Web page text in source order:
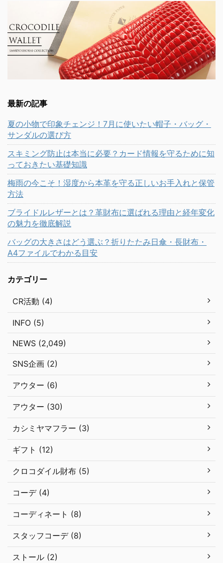
最新の記事
夏の小物で印象チェンジ！7月に使いたい帽子・バッグ・
サンダルの選び方
スキミング防止は本当に必要？カード情報を守るために知
っておきたい基礎知識
梅雨の今こそ！湿度から本革を守る正しいお手入れと保管
方法
ブライドルレザーとは？革財布に選ばれる理由と経年変化
の魅力を徹底解説
バッグの大きさはどう選ぶ？折りたたみ日傘・長財布・
A4ファイルでわかる目安
カテゴリー
CR活動 (4)
INFO (5)
NEWS (2,049)
SNS企画 (2)
アウター (6)
アウター (30)
カシミヤマフラー (3)
ギフト (12)
クロコダイル財布 (5)
コーデ (4)
コーディネート (8)
スタッフコーデ (8)
ストール (2)